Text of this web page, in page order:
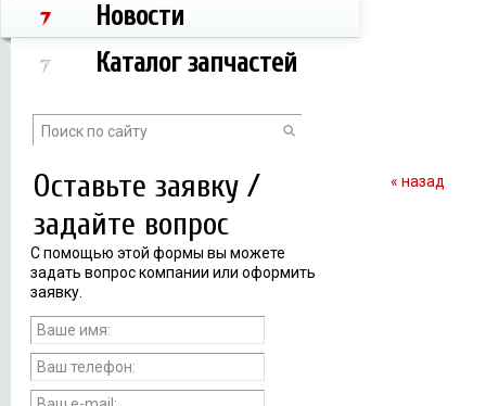
Новости
Каталог запчастей
Оставьте заявку /
задайте вопрос
С помощью этой формы вы можете
задать вопрос компании или оформить
заявку.
« назад